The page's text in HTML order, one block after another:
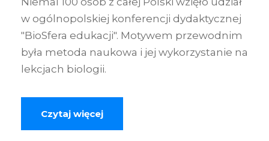
w ogólnopolskiej konferencji dydaktycznej
"BioSfera edukacji". Motywem przewodnim
była metoda naukowa i jej wykorzystanie na
lekcjach biologii.
Czytaj więcej